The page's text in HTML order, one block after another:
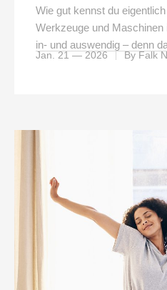
Wie gut kennst du
Werkzeuge und
in- und auswendig – denn
Jan. 21 — 2026 ByFalk